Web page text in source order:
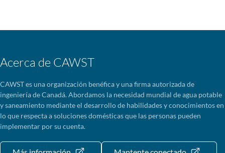
Acerca de CAWST
CAWST es una organización benéfica y una firma autorizada de
ingeniería de Canadá. Abordamos la necesidad mundial de agua potable
y saneamiento mediante el desarrollo de habilidades y conocimientos en
lo que respecta a soluciones domésticas que las personas pueden
implementar por su cuenta.